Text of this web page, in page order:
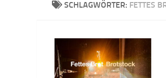
SCHLAGWÖRTER: FETTES